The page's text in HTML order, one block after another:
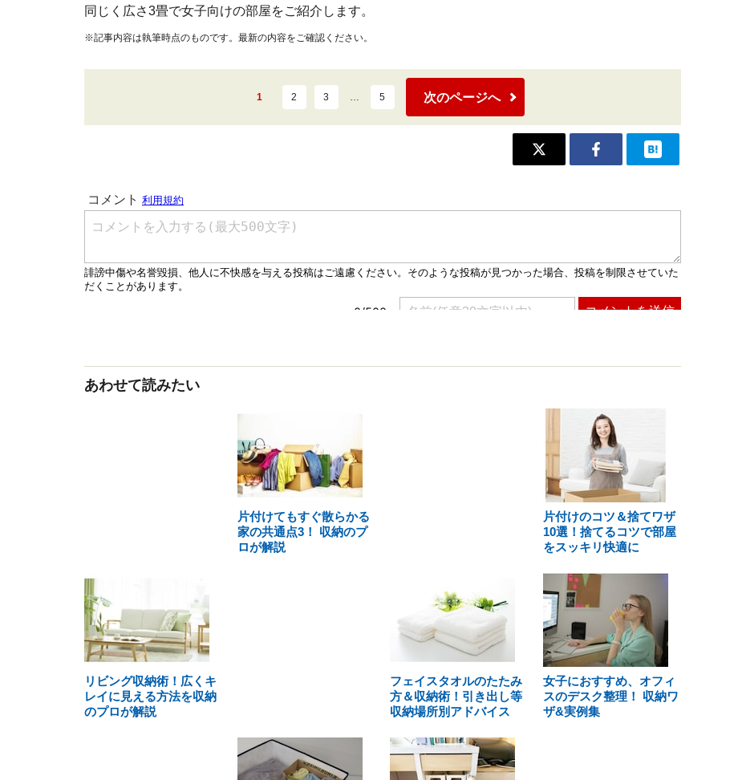
同じく広さ3畳で女子向けの部屋をご紹介します。
※記事内容は執筆時点のものです。最新の内容をご確認ください。
1 2 3 … 5 次のページへ
あわせて読みたい
片付けてもすぐ散らかる
家の共通点3！ 収納のプ
ロが解説
片付けのコツ＆捨てワザ
10選！捨てるコツで部屋
をスッキリ快適に
リビング収納術！広くキ
レイに見える方法を収納
のプロが解説
フェイスタオルのたたみ
方＆収納術！引き出し等
収納場所別アドバイス
女子におすすめ、オフィ
スのデスク整理！ 収納ワ
ザ&実例集